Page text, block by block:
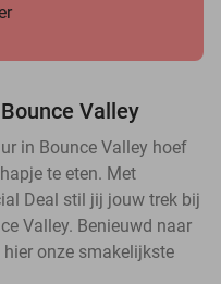
Valley
in Bounce Valley hoef
te eten. Met
Deal stil jij jouw trek bij
Valley. Benieuwd naar
onze smakelijkste